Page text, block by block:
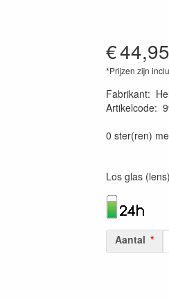
€44,95
*Prijzen zijn
Fabrikant:
Artikelcode:
0 ster(ren)
Los glas
Aantal